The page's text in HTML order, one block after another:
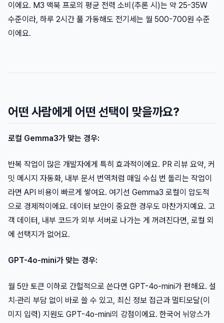
이에요. M3 맥북 프로의 평균 전력 소비(추론 시)는 약 25-35W
수준이라, 하루 2시간 풀 가동해도 전기세는 월 500-700원 수준
이에요.
어떤 사람에게 어떤 선택이 맞을까요?
로컬 Gemma3가 맞는 경우:
반복 작업이 많은 개발자에게 특히 효과적이에요. PR 리뷰 요약, 커
밋 메시지 자동화, 내부 문서 번역처럼 매일 수십 번 돌리는 작업이
라면 API 비용이 빠르게 쌓여요. 여기선 Gemma3 로컬이 압도적
으로 경제적이에요. 데이터 보안이 중요한 경우도 마찬가지예요. 고
객 데이터, 내부 코드가 외부 서버로 나가는 게 꺼려진다면, 로컬 외
에 선택지가 없어요.
GPT-4o-mini가 맞는 경우:
월 5만 토큰 이하로 간헐적으로 쓴다면 GPT-4o-mini가 편해요. 설
치·관리 부담 없이 바로 쓸 수 있고, 최신 정보 접근과 멀티모달(이
미지 입력) 지원도 GPT-4o-mini의 강점이에요. 한국어 뉘앙스가